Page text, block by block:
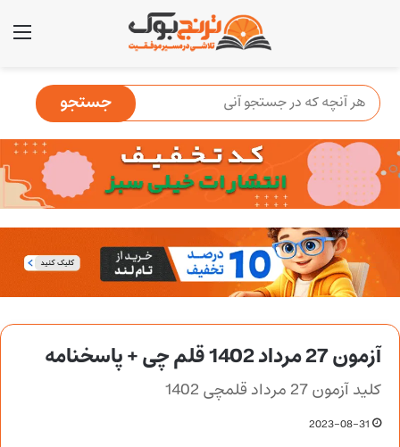
آزمون 27 مرداد 1402 قلم چی + پاسخنامه
کلید آزمون 27 مرداد قلمچی 1402
2023-08-31